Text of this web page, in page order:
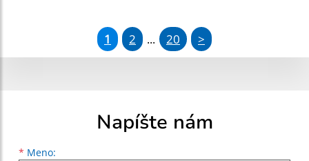
1 2 ... 20 >
Napíšte nám
* Meno:
Meno
Priezvisko
E-mailová adresa